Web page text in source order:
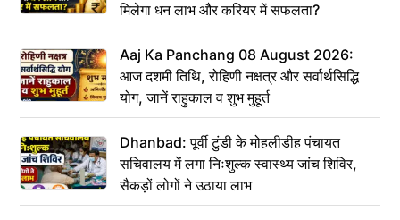
मिलेगा धन लाभ और करियर में सफलता?
Aaj Ka Panchang 08 August 2026:
आज दशमी तिथि, रोहिणी नक्षत्र और सर्वार्थसिद्धि
योग, जानें राहुकाल व शुभ मुहूर्त
Dhanbad: पूर्वी टुंडी के मोहलीडीह पंचायत
सचिवालय में लगा निःशुल्क स्वास्थ्य जांच शिविर,
सैकड़ों लोगों ने उठाया लाभ